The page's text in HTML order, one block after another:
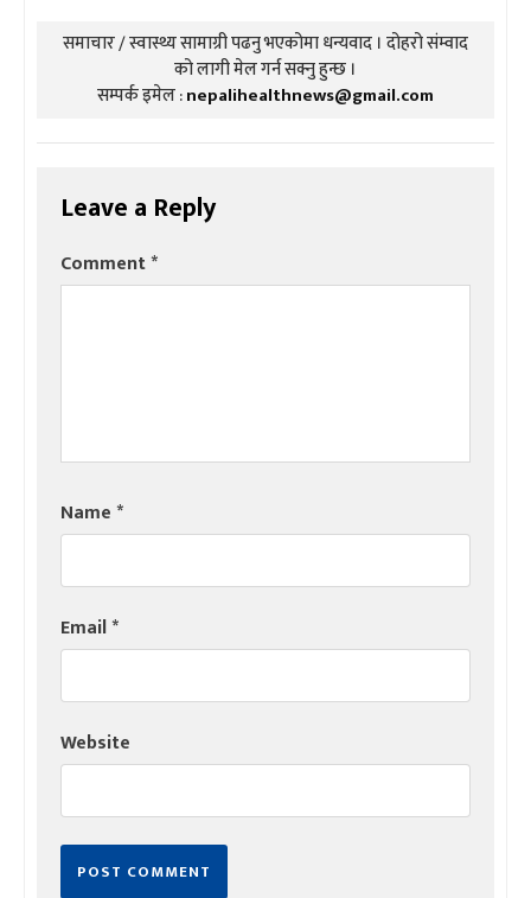
समाचार / स्वास्थ्य सामाग्री पढनु भएकोमा धन्यवाद । दोहरो संम्वाद
को लागी मेल गर्न सक्नु हुन्छ ।
सम्पर्क इमेल :nepalihealthnews@gmail.com
Leave a Reply
Comment*
Name*
Email*
Website